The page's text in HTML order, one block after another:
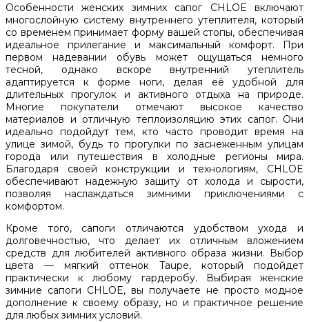
Особенности женских зимних сапог CHLOE включают
многослойную систему внутреннего утеплителя, который
со временем принимает форму вашей стопы, обеспечивая
идеальное прилегание и максимальный комфорт. При
первом надевании обувь может ощущаться немного
тесной, однако вскоре внутренний утеплитель
адаптируется к форме ноги, делая её удобной для
длительных прогулок и активного отдыха на природе.
Многие покупатели отмечают высокое качество
материалов и отличную теплоизоляцию этих сапог. Они
идеально подойдут тем, кто часто проводит время на
улице зимой, будь то прогулки по заснеженным улицам
города или путешествия в холодные регионы мира.
Благодаря своей конструкции и технологиям, CHLOE
обеспечивают надежную защиту от холода и сырости,
позволяя наслаждаться зимними приключениями с
комфортом.
Кроме того, сапоги отличаются удобством ухода и
долговечностью, что делает их отличным вложением
средств для любителей активного образа жизни. Выбор
цвета — мягкий оттенок Taupe, который подойдет
практически к любому гардеробу. Выбирая женские
зимние сапоги CHLOE, вы получаете не просто модное
дополнение к своему образу, но и практичное решение
для любых зимних условий.